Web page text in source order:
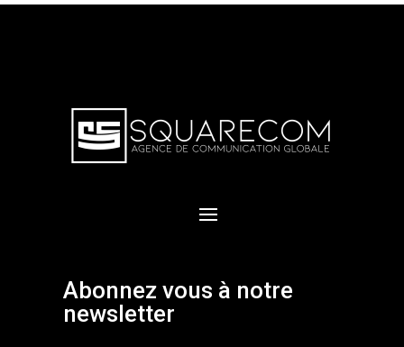
Abonnez vous à notre
newsletter